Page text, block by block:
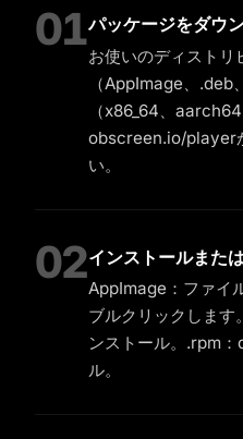
01パッケージをダウ
お使いのディストリ
（AppImage、.deb
（x86_64、aarch64
obscreen.io/player
い。
02インストールまた
AppImage：ファイ
ブルクリックしま
ンストール。.rpm
ル。